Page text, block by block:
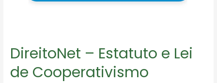
DireitoNet – Estatuto e Lei
de Cooperativismo